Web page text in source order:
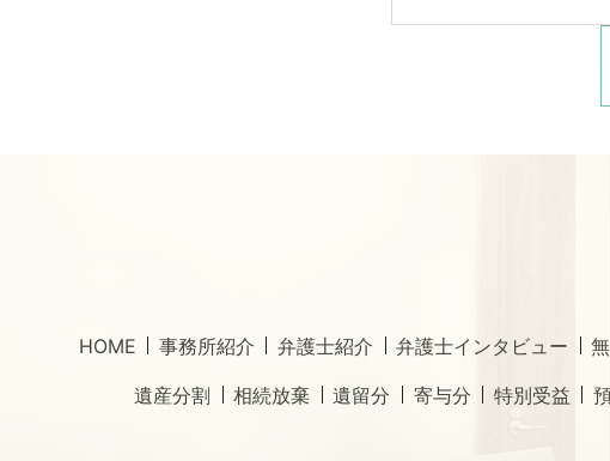
HOME 事務所紹介 弁護士紹介 弁護士インタビュー
遺産分割 相続放棄 遺留分 寄与分 特別受益